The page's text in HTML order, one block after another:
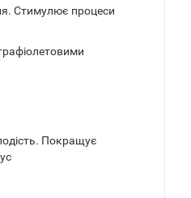
Стимулює процеси
Покращує